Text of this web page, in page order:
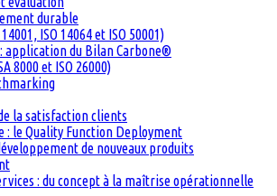
durable
ISO 14064 et ISO 50001)
application du Bilan Carbone®
8000 et ISO 26000)
la satisfaction clients
: le Quality Function Deployment
de nouveaux produits
: du concept à la maîtrise opérationnelle